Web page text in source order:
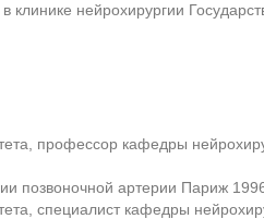
нейрохирургии
профессор кафедры
позвоночной артерии Париж
специалист кафедры